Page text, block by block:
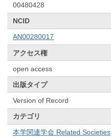
00480428
NCID
AN00280017
アクセス権
open access
出版タイプ
Version of Record
カテゴリ
本学関連学会 Related Societies